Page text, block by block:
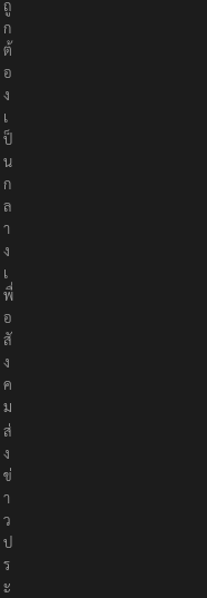
ถู
ก
ต้
อ
ง
เ
ป็
น
ก
ล
า
ง
เ
พื่
อ
สั
ง
ค
ม
ส่
ง
ข่
า
ว
ป
ร
ะ